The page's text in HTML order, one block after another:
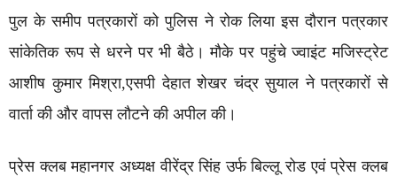
पुल के समीप पत्रकारों को पुलिस ने रोक लिया इस दौरान पत्रकार
सांकेतिक रूप से धरने पर भी बैठे। मौके पर पहुंचे ज्वाइंट मजिस्ट्रेट
आशीष कुमार मिश्रा,एसपी देहात शेखर चंद्र सुयाल ने पत्रकारों से
वार्ता की और वापस लौटने की अपील की।
प्रेस क्लब महानगर अध्यक्ष वीरेंद्र सिंह उर्फ बिल्लू रोड एवं प्रेस क्लब